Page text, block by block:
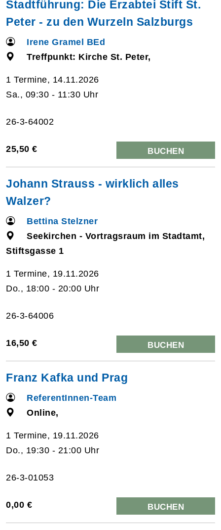
Stadtführung: Die Erzabtei Stift St.
Peter - zu den Wurzeln Salzburgs
Irene Gramel BEd
Treffpunkt: Kirche St. Peter,
1 Termine, 14.11.2026
Sa., 09:30 - 11:30 Uhr
26-3-64002
25,50 € BUCHEN
Johann Strauss - wirklich alles
Walzer?
Bettina Stelzner
Seekirchen - Vortragsraum im Stadtamt,
Stiftsgasse 1
1 Termine, 19.11.2026
Do., 18:00 - 20:00 Uhr
26-3-64006
16,50 € BUCHEN
Franz Kafka und Prag
ReferentInnen-Team
Online,
1 Termine, 19.11.2026
Do., 19:30 - 21:00 Uhr
26-3-01053
0,00 € BUCHEN